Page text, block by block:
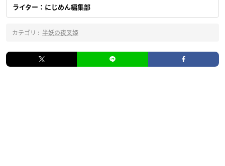
ライター：にじめん編集部
カテゴリ : 半妖の夜叉姫